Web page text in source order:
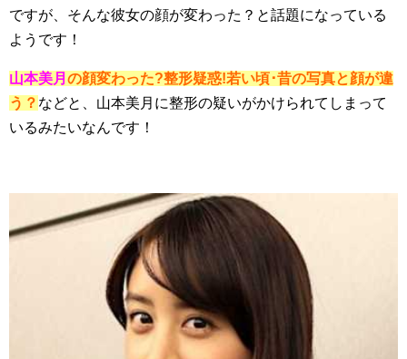
ですが、そんな彼女の顔が変わった？と話題になっている
ようです！
山本美月 の顔変わった?整形疑惑!若い頃･昔の写真と顔が違
う？ などと、山本美月に整形の疑いがかけられてしまって
いるみたいなんです！